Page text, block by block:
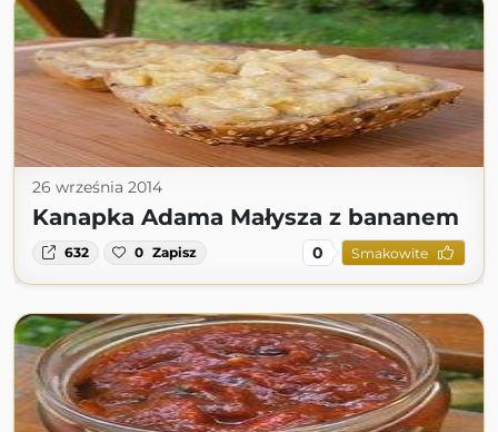
26 września 2014
Kanapka Adama Małysza z bananem
632 0 Zapisz 0 Smakowite